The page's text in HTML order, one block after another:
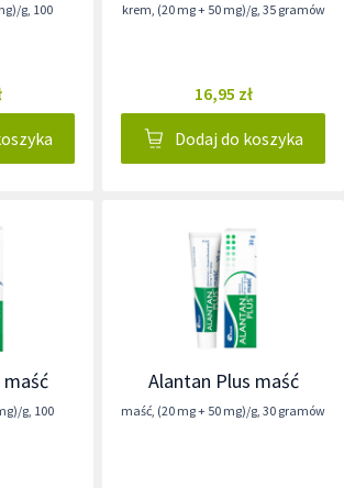
g, 100
krem, (20 mg + 50 mg)/g, 35 gramów
16,95 zł
Dodaj do koszyka
g, 100
Alantan Plus maść
maść, (20 mg + 50 mg)/g, 30 gramów